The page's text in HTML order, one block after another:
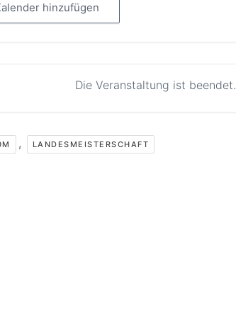
hinzufügen
Die Veranstaltung ist beendet.
, LANDESMEISTERSCHAFT